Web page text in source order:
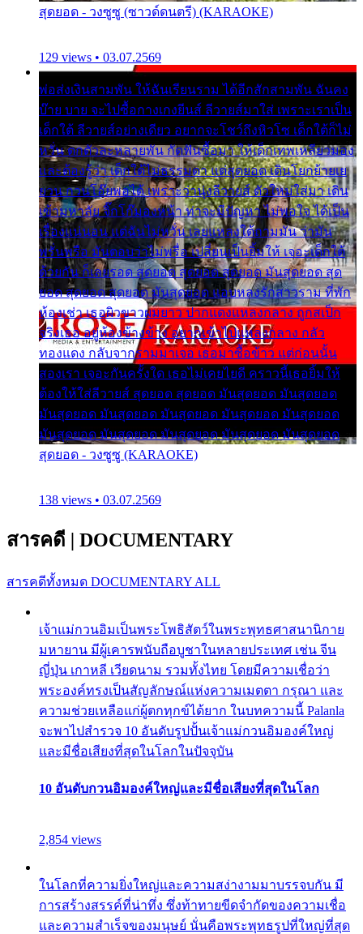
สุดยอด - วงซูซู (ซาวด์ดนตรี) (KARAOKE)
129 views • 03.07.2569
พ่อส่งเงินสามพัน ให้ฉันเรียนราม ได้อีกสักสามพัน ฉันคง
บ๊าย บาย จะไปซื้อกางเกงยีนส์ ลีวายส์มาใส่ เพราะเราเป็น
เด็กใต้ ลีวายส์อย่างเดียว อยากจะโชว์ถึงหิวโซ เด็กใต้ก็ไม่
หวั่น ตกตัวละหลายพัน กัดฟันซื้อมา ให้เด็กเทพเหลียวมอง
และต้องรู้ว่า เด็กใต้ไม่ธรรมดา แต่สุดยอด เดินโยกย้ายเย
ยวน กวนโอ๊ยพอได้ เพราะว่านุ่งลีวายส์ ตัวใหม่ใส่มา เดิน
เข้ามหาลัย จิ๊กโก๊มองหน้า ท่าจะมีปัญหา ไม่พอใจ ได้เป็น
เรื่องแน่นอน แต่ฉันไม่หวั่น เลยแหลงใต้ถามมัน ว่ามัน
พรั่นพรือ มันตอบว่าไม่พรื่อ เปลี่ยนเป็นยิ้มให้ เจอะเด็กใต้
ด้วยกัน ก็เลยรอด สุดยอด สุดยอด สุดยอด มันสุดยอด สุด
ยอด สุดยอด สุดยอด มันสุดยอด แอบหลงรักสาวราม ที่พัก
ห้องเช่า เธอผิวขาวผมยาว ปากแดงแหลงกลาง ถูกสเป็ก
จริงเธอ อยู่ห้องข้างข้าง อยากเข้าไปแหลงกลาง กลัว
ทองแดง กลับจากรามมาเจอ เธอมาซื้อข้าว แต่ก่อนนั้น
สองเรา เจอะกันครั้งใด เธอไม่เคยไยดี คราวนี้เธอยิ้มให้
ต้องให้ใส่ลีวายส์ สุดยอด สุดยอด มันสุดยอด มันสุดยอด
มันสุดยอด มันสุดยอด มันสุดยอด มันสุดยอด มันสุดยอด
มันสุดยอด มันสุดยอด มันสุดยอด มันสุดยอด มันสุดยอด
สุดยอด - วงซูซู (KARAOKE)
138 views • 03.07.2569
สารคดี | DOCUMENTARY
สารคดีทั้งหมด DOCUMENTARY ALL
เจ้าแม่กวนอิมเป็นพระโพธิสัตว์ในพระพุทธศาสนานิกาย
มหายาน มีผู้เคารพนับถือบูชาในหลายประเทศ เช่น จีน
ญี่ปุ่น เกาหลี เวียดนาม รวมทั้งไทย โดยมีความเชื่อว่า
พระองค์ทรงเป็นสัญลักษณ์แห่งความเมตตา กรุณา และ
ความช่วยเหลือแก่ผู้ตกทุกข์ได้ยาก ในบทความนี้ Palanla
จะพาไปสำรวจ 10 อันดับรูปปั้นเจ้าแม่กวนอิมองค์ใหญ่
และมีชื่อเสียงที่สุดในโลกในปัจจุบัน
10 อันดับกวนอิมองค์ใหญ่และมีชื่อเสียงที่สุดในโลก
2,854 views
ในโลกที่ความยิ่งใหญ่และความสง่างามมาบรรจบกัน มี
การสร้างสรรค์ที่น่าทึ่ง ซึ่งท้าทายขีดจำกัดของความเชื่อ
และความสำเร็จของมนุษย์ นั่นคือพระพุทธรูปที่ใหญ่ที่สุด